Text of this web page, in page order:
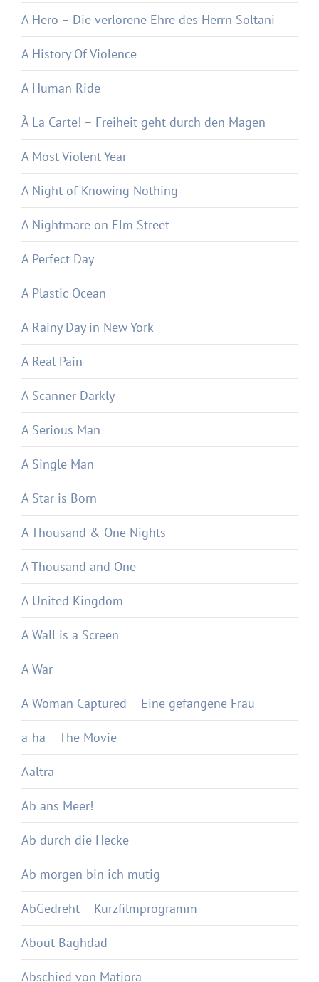
A Hero – Die verlorene Ehre des Herrn Soltani
A History Of Violence
A Human Ride
À La Carte! – Freiheit geht durch den Magen
A Most Violent Year
A Night of Knowing Nothing
A Nightmare on Elm Street
A Perfect Day
A Plastic Ocean
A Rainy Day in New York
A Real Pain
A Scanner Darkly
A Serious Man
A Single Man
A Star is Born
A Thousand & One Nights
A Thousand and One
A United Kingdom
A Wall is a Screen
A War
A Woman Captured – Eine gefangene Frau
a-ha – The Movie
Aaltra
Ab ans Meer!
Ab durch die Hecke
Ab morgen bin ich mutig
AbGedreht – Kurzfilmprogramm
About Baghdad
Abschied von Matjora